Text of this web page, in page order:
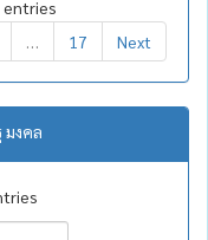
entries
17 Next
มงคล